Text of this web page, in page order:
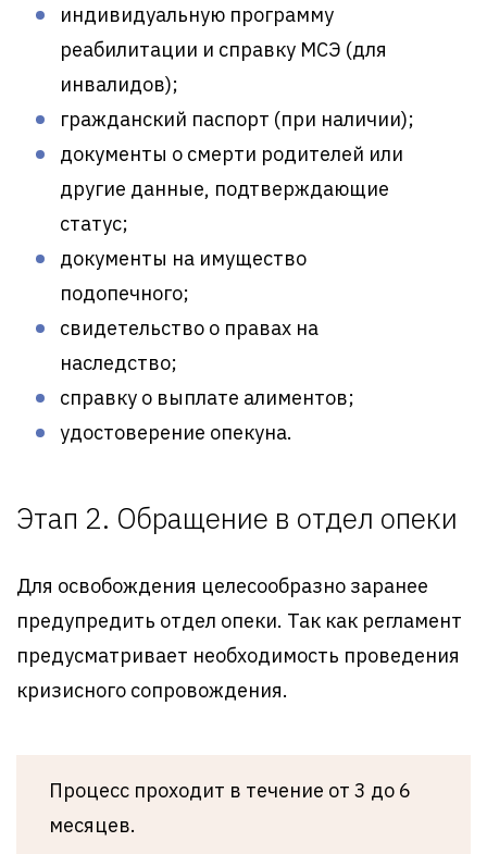
индивидуальную программу
реабилитации и справку МСЭ (для
инвалидов);
гражданский паспорт (при наличии);
документы о смерти родителей или
другие данные, подтверждающие
статус;
документы на имущество
подопечного;
свидетельство о правах на
наследство;
справку о выплате алиментов;
удостоверение опекуна.
Этап 2. Обращение в отдел опеки
Для освобождения целесообразно заранее
предупредить отдел опеки. Так как регламент
предусматривает необходимость проведения
кризисного сопровождения.
Процесс проходит в течение от 3 до 6
месяцев.